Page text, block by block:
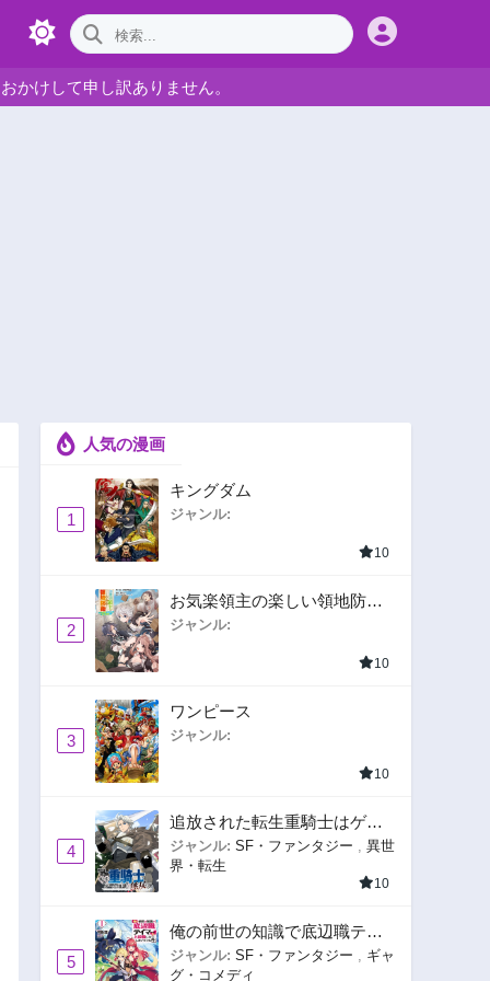
かけして申し訳ありません。
人気の漫画
1
キングダム
ジャンル:
10
2
お気楽領主の楽しい領地防衛
〜生産系魔術で名もなき村を
ジャンル:
10
3
ワンピース
ジャンル:
10
4
追放された転生重騎士はゲー
ム知識で無双する
ジャンル: SF・ファンタジー
異世
界・転生
10
5
俺の前世の知識で底辺職テイ
マーが上級職になってしまい
ジャンル: SF・ファンタジー , ギャ
グ・コメディ